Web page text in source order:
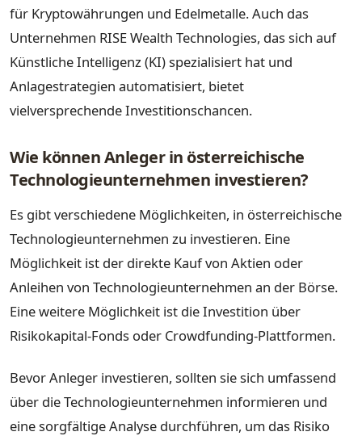
für Kryptowährungen und Edelmetalle. Auch das
Unternehmen RISE Wealth Technologies, das sich auf
Künstliche Intelligenz (KI) spezialisiert hat und
Anlagestrategien automatisiert, bietet
vielversprechende Investitionschancen.
Wie können Anleger in österreichische
Technologieunternehmen investieren?
Es gibt verschiedene Möglichkeiten, in österreichische
Technologieunternehmen zu investieren. Eine
Möglichkeit ist der direkte Kauf von Aktien oder
Anleihen von Technologieunternehmen an der Börse.
Eine weitere Möglichkeit ist die Investition über
Risikokapital-Fonds oder Crowdfunding-Plattformen.
Bevor Anleger investieren, sollten sie sich umfassend
über die Technologieunternehmen informieren und
eine sorgfältige Analyse durchführen, um das Risiko